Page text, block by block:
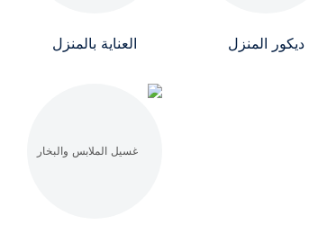
ديكور المنزل العناية بالمنزل